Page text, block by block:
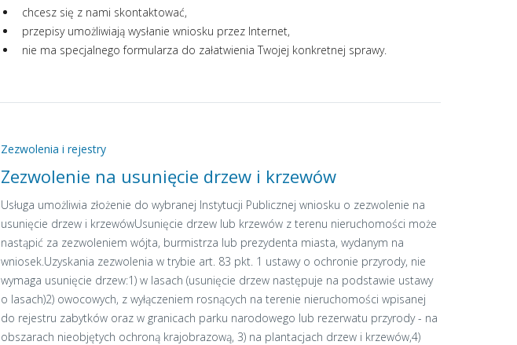
chcesz się z nami skontaktować,
przepisy umożliwiają wysłanie wniosku przez Internet,
nie ma specjalnego formularza do załatwienia Twojej konkretnej sprawy.
Zezwolenia i rejestry
Zezwolenie na usunięcie drzew i krzewów
Usługa umożliwia złożenie do wybranej Instytucji Publicznej wniosku o zezwolenie na
usunięcie drzew i krzewówUsunięcie drzew lub krzewów z terenu nieruchomości może
nastąpić za zezwoleniem wójta, burmistrza lub prezydenta miasta, wydanym na
wniosek.Uzyskania zezwolenia w trybie art. 83 pkt. 1 ustawy o ochronie przyrody, nie
wymaga usunięcie drzew:1) w lasach (usunięcie drzew następuje na podstawie ustawy
o lasach)2) owocowych, z wyłączeniem rosnących na terenie nieruchomości wpisanej
do rejestru zabytków oraz w granicach parku narodowego lub rezerwatu przyrody - na
obszarach nieobjętych ochroną krajobrazową, 3) na plantacjach drzew i krzewów,4)